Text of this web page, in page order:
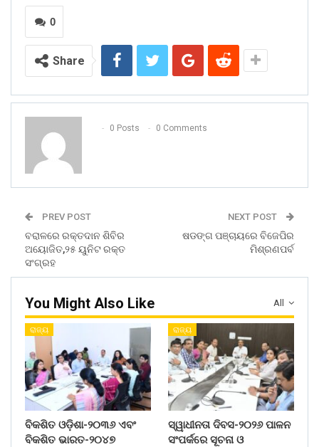
0
Share
0 Posts 0 Comments
PREV POST
ବରାଳରେ ରକ୍ତଦାନ ଶିବିର
ଅୟୋଜିତ,୨୫ ୟୁନିଟ ରକ୍ତ
ସଂଗ୍ରହ
NEXT POST
ଷଡଙ୍ଗ ପଞ୍ଚାୟରେ ବିଜେପିର
ମିଶ୍ରଣପର୍ବ
All
You Might Also Like
ରାଜ୍ୟ
ବିକଶିତ ଓଡ଼ିଶା-୨୦୩୬ ଏବଂ
ବିକଶିତ ଭାରତ-୨୦୪୭
ରାଜ୍ୟ
ସ୍ୱାଧୀନତା ଦିବସ-୨୦୨୬ ପାଳନ
ସଂପର୍କରେ ସୂଚନା ଓ